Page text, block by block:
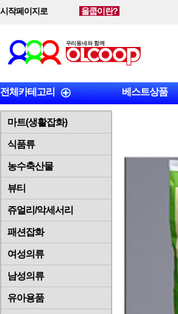
시작페이지로 올쿱이란?
전체카테고리 베스트상품
마트(생활잡화)
식품류
농수축산물
뷰티
쥬얼리/악세서리
패션잡화
여성의류
남성의류
유아용품